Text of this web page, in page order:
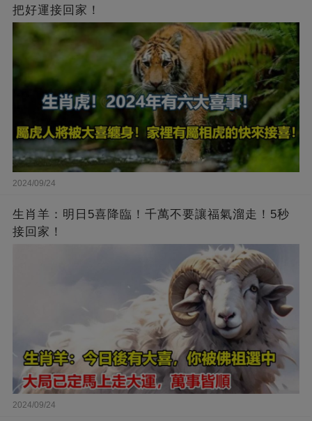
把好運接回家！
2024/09/24
生肖羊：明日5喜降臨！千萬不要讓福氣溜走！5秒
接回家！
2024/09/24